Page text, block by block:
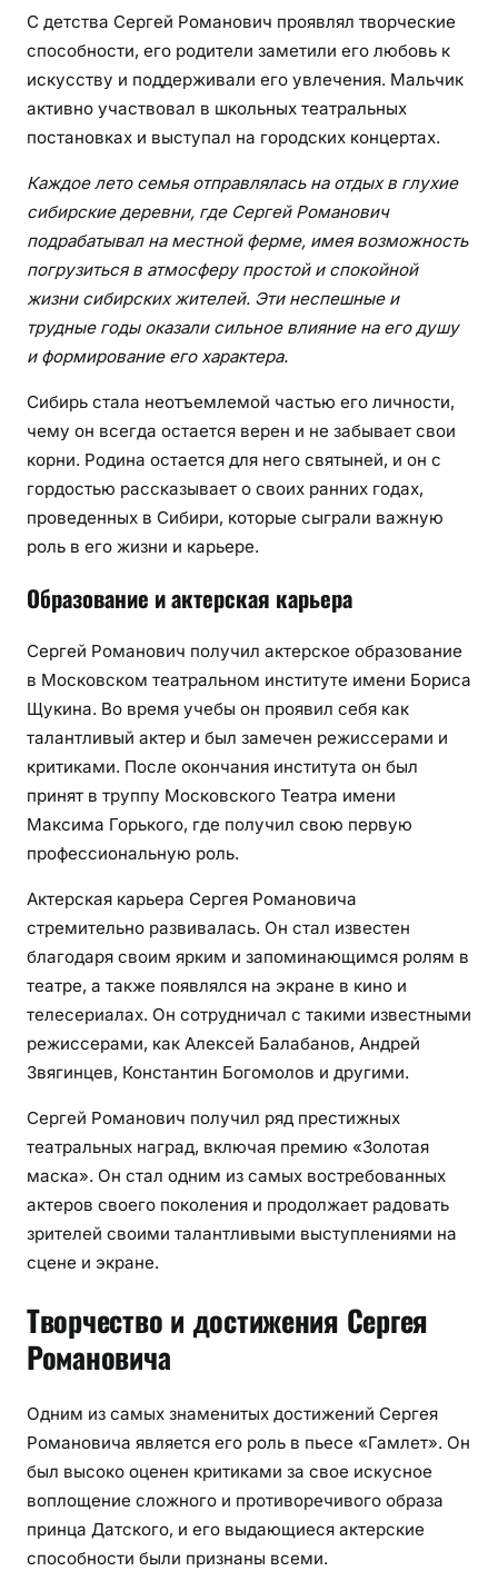
С детства Сергей Романович проявлял творческие
способности, его родители заметили его любовь к
искусству и поддерживали его увлечения. Мальчик
активно участвовал в школьных театральных
постановках и выступал на городских концертах.
Каждое лето семья отправлялась на отдых в глухие
сибирские деревни, где Сергей Романович
подрабатывал на местной ферме, имея возможность
погрузиться в атмосферу простой и спокойной
жизни сибирских жителей. Эти неспешные и
трудные годы оказали сильное влияние на его душу
и формирование его характера.
Сибирь стала неотъемлемой частью его личности,
чему он всегда остается верен и не забывает свои
корни. Родина остается для него святыней, и он с
гордостью рассказывает о своих ранних годах,
проведенных в Сибири, которые сыграли важную
роль в его жизни и карьере.
Образование и актерская карьера
Сергей Романович получил актерское образование
в Московском театральном институте имени Бориса
Щукина. Во время учебы он проявил себя как
талантливый актер и был замечен режиссерами и
критиками. После окончания института он был
принят в труппу Московского Театра имени
Максима Горького, где получил свою первую
профессиональную роль.
Актерская карьера Сергея Романовича
стремительно развивалась. Он стал известен
благодаря своим ярким и запоминающимся ролям в
театре, а также появлялся на экране в кино и
телесериалах. Он сотрудничал с такими известными
режиссерами, как Алексей Балабанов, Андрей
Звягинцев, Константин Богомолов и другими.
Сергей Романович получил ряд престижных
театральных наград, включая премию «Золотая
маска». Он стал одним из самых востребованных
актеров своего поколения и продолжает радовать
зрителей своими талантливыми выступлениями на
сцене и экране.
Творчество и достижения Сергея
Романовича
Одним из самых знаменитых достижений Сергея
Романовича является его роль в пьесе «Гамлет». Он
был высоко оценен критиками за свое искусное
воплощение сложного и противоречивого образа
принца Датского, и его выдающиеся актерские
способности были признаны всеми.